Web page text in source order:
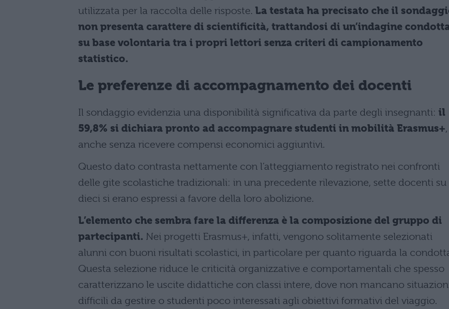
utilizzata per la raccolta delle risposte. La testata ha precisato che il
non presenta carattere di scientificità, trattandosi di un’indagine
su base volontaria tra i propri lettori senza criteri di campionamento
statistico.
Le preferenze di accompagnamento dei docenti
Il sondaggio evidenzia una disponibilità significativa da parte degli insegnanti: il
59,8% si dichiara pronto ad accompagnare studenti in mobilità Erasmus+,
anche senza ricevere compensi economici aggiuntivi.
Questo dato contrasta nettamente con l’atteggiamento registrato nei confronti
delle gite scolastiche tradizionali: in una precedente rilevazione, sette docenti su
dieci si erano espressi a favore della loro abolizione.
L’elemento che sembra fare la differenza è la composizione del gruppo di
partecipanti. Nei progetti Erasmus+, infatti, vengono solitamente selezionati
alunni con buoni risultati scolastici, in particolare per quanto riguarda la
Questa selezione riduce le criticità organizzative e comportamentali che spesso
caratterizzano le uscite didattiche con classi intere, dove non mancano
difficili da gestire o studenti poco interessati agli obiettivi formativi del viaggio.